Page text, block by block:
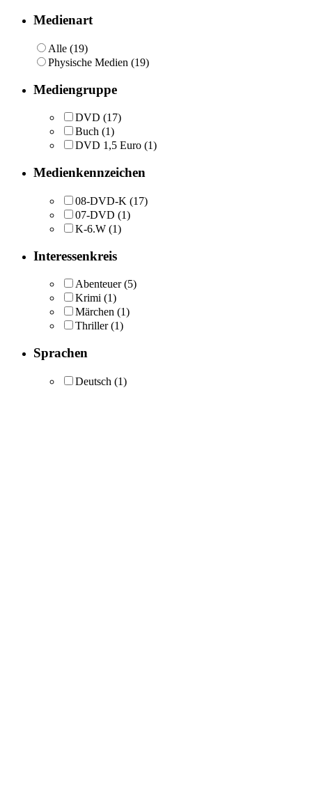
Medienart
Alle (19)
Physische Medien (19)
Mediengruppe
DVD (17)
Buch (1)
DVD 1,5 Euro (1)
Medienkennzeichen
08-DVD-K (17)
07-DVD (1)
K-6.W (1)
Interessenkreis
Abenteuer (5)
Krimi (1)
Märchen (1)
Thriller (1)
Sprachen
Deutsch (1)